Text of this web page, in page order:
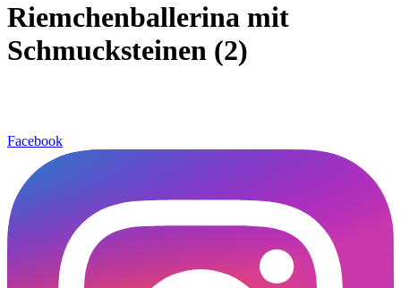
Riemchenballerina mit
Schmucksteinen (2)
Facebook